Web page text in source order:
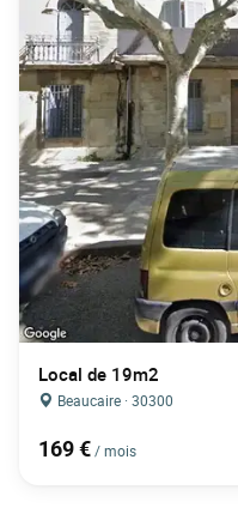
Local de 19m2
Beaucaire · 30300
169 €/ mois